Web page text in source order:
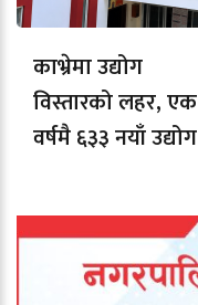
काभ्रेमा उद्योग
विस्तारको लहर, एक
वर्षमै ६३३ नयाँ उद्योग